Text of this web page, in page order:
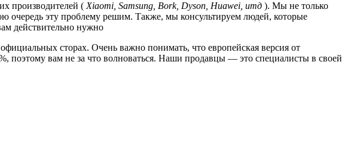
производителей ( Xiaomi, Samsung, Bork, Dyson, Huawei, итд ). Мы не только
очередь эту проблему решим. Также, мы консультируем людей, которые
действительно нужно
сторах. Очень важно понимать, что европейская версия от
поэтому вам не за что волноваться. Наши продавцы — это специалисты в своей